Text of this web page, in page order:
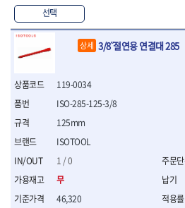
- 라쳇옵셋렌치
- 콤비네이션렌치세트
- 플레어너트렌치
- 양구스패너세트
- 라쳇콤비네이션렌치세
- 라쳇콤비네이션세트
- 라쳇렌치
- 함마렌치
- 미니라쳇세트
- 기타
선택
상세 3/8˝절연용 연결대 285
119-0034
ISOTOOL
1 / 0
무
46,320
ISO-285-125-3/8
125mm